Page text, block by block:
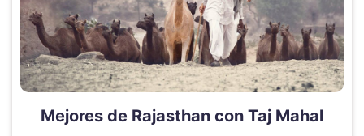
Mejores de Rajasthan con Taj Mahal